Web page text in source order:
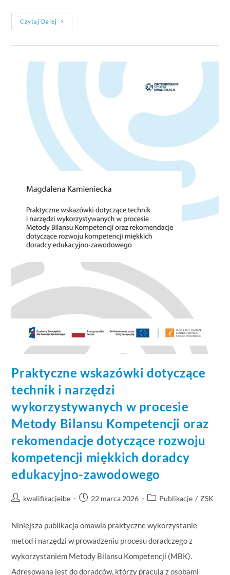
Czytaj Dalej
Praktyczne wskazówki dotyczące
technik i narzędzi
wykorzystywanych w procesie
Metody Bilansu Kompetencji oraz
rekomendacje dotyczące rozwoju
kompetencji miękkich doradcy
edukacyjno-zawodowego
kwalifikacjeibe 22 marca 2026 Publikacje / ZSK
Niniejsza publikacja omawia praktyczne wykorzystanie
metod i narzędzi w prowadzeniu procesu doradczego z
wykorzystaniem Metody Bilansu Kompetencji (MBK).
Adresowana jest do doradców, którzy pracują z osobami